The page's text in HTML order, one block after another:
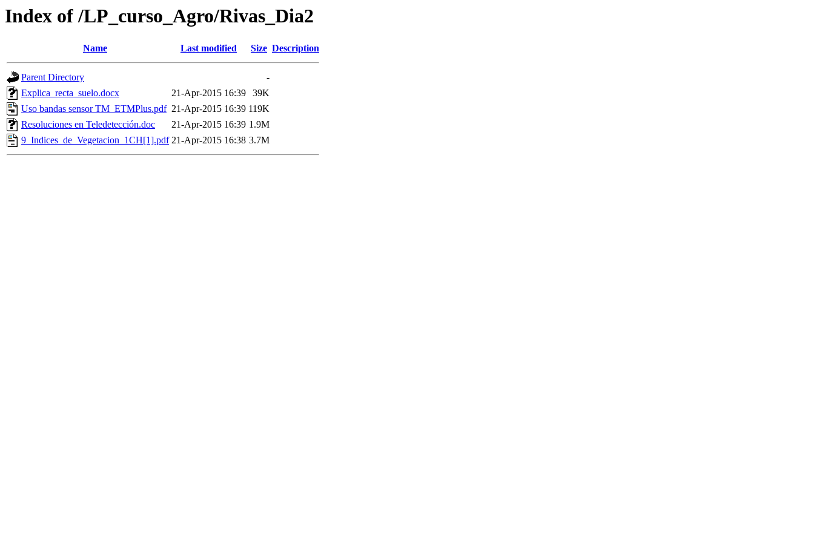
Index of /LP_curso_Agro/Rivas_Dia2
Name Last modified Size Description
Parent Directory
-
Explica_recta_suelo.docx
21-Apr-2015 16:39
39K
Uso bandas sensor TM_ETMPlus.pdf 21-Apr-2015 16:39 119K
Resoluciones en Teledetección.doc
21-Apr-2015 16:39 1.9M
9_Indices_de_Vegetacion_1CH[1].pdf 21-Apr-2015 16:38 3.7M